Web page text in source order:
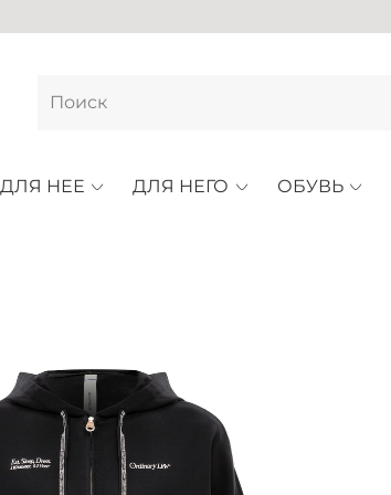
ДЛЯ НЕЕ ДЛЯ НЕГО ОБУВЬ